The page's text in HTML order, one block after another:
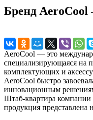
Бренд
AeroCool — это
специализирующаяся на
комплектующих и
AeroCool быстро
инновационным
Штаб-квартира компании
продукция представлена